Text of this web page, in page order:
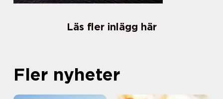
Läs fler inlägg här
Fler nyheter